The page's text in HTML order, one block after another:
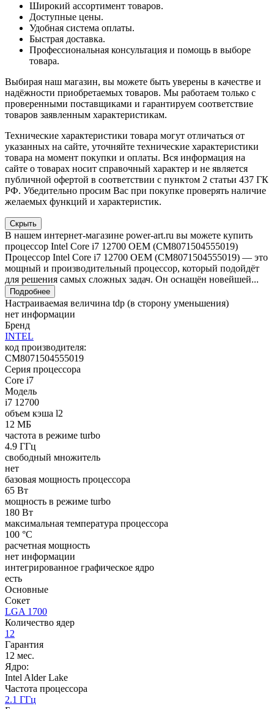
Широкий ассортимент товаров.
Доступные цены.
Удобная система оплаты.
Быстрая доставка.
Профессиональная консультация и помощь в выборе
товара.
Выбирая наш магазин, вы можете быть уверены в качестве и
надёжности приобретаемых товаров. Мы работаем только с
проверенными поставщиками и гарантируем соответствие
товаров заявленным характеристикам.
Технические характеристики товара могут отличаться от
указанных на сайте, уточняйте технические характеристики
товара на момент покупки и оплаты. Вся информация на
сайте о товарах носит справочный характер и не является
публичной офертой в соответствии с пунктом 2 статьи 437 ГК
РФ. Убедительно просим Вас при покупке проверять наличие
желаемых функций и характеристик.
Скрыть
В нашем интернет-магазине power-art.ru вы можете купить
процессор Intel Core i7 12700 OEM (CM8071504555019)
Процессор Intel Core i7 12700 OEM (CM8071504555019) — это
мощный и производительный процессор, который подойдёт
для решения самых сложных задач. Он оснащён новейшей...
Подробнее
Настраиваемая величина tdp (в сторону уменьшения)
нет информации
Бренд
INTEL
код производителя:
CM8071504555019
Серия процессора
Core i7
Модель
i7 12700
объем кэша l2
12 МБ
частота в режиме turbo
4.9 ГГц
свободный множитель
нет
базовая мощность процессора
65 Вт
мощность в режиме turbo
180 Вт
максимальная температура процессора
100 °C
расчетная мощность
нет информации
интегрированное графическое ядро
есть
Основные
Сокет
LGA 1700
Количество ядер
12
Гарантия
12 мес.
Ядро:
Intel Alder Lake
Частота процессора
2.1 ГГц